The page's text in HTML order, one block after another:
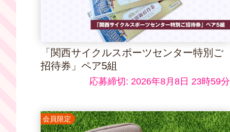
「関西サイクルスポーツセンター特別ご
招待券」ペア5組
応募締切: 2026年8月8日 23時59分
会員限定